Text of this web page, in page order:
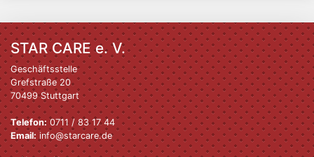
STAR CARE e. V.
Geschäftsstelle
Grefstraße 20
70499 Stuttgart
Telefon: 0711 / 83 17 44
Email: info@starcare.de